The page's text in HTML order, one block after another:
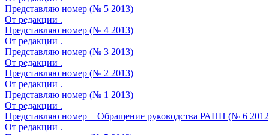
Представляю номер (№ 5 2013)
От редакции .
Представляю номер (№ 4 2013)
От редакции .
Представляю номер (№ 3 2013)
От редакции .
Представляю номер (№ 2 2013)
От редакции .
Представляю номер (№ 1 2013)
От редакции .
Представляю номер + Обращение руководства РАПН (№ 6
От редакции .